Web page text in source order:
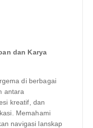
dan Karya
di berbagai
antara
kreatif, dan
Memahami
navigasi lanskap